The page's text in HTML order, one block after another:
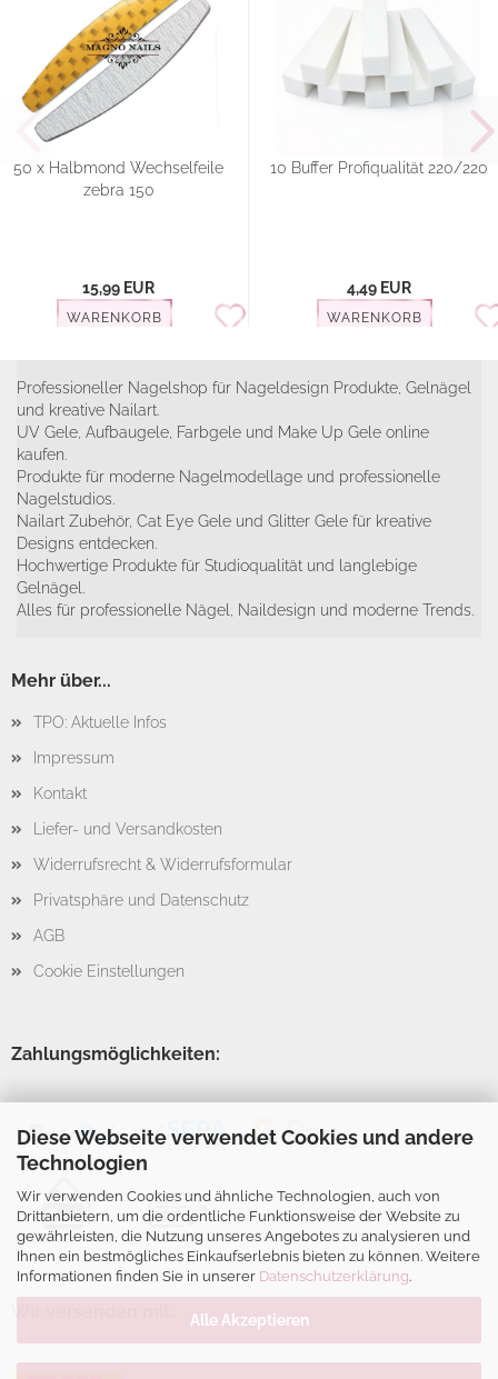
Diese Webseite verwendet Cookies und andere
Technologien
Wir verwenden Cookies und ähnliche Technologien, auch von
Drittanbietern, um die ordentliche Funktionsweise der Website zu
gewährleisten, die Nutzung unseres Angebotes zu analysieren und
Ihnen ein bestmögliches Einkaufserlebnis bieten zu können. Weitere
Informationen finden Sie in unserer Datenschutzerklärung.
Alle Akzeptieren
50 x Halbmond Wechselfeile
zebra 150
15,99 EUR
WARENKORB
10 Buffer Profiqualität 220/220
4,49 EUR
WARENKORB
Professioneller Nagelshop für Nageldesign Produkte, Gelnägel
und kreative Nailart.
UV Gele, Aufbaugele, Farbgele und Make Up Gele online
kaufen.
Produkte für moderne Nagelmodellage und professionelle
Nagelstudios.
Nailart Zubehör, Cat Eye Gele und Glitter Gele für kreative
Designs entdecken.
Hochwertige Produkte für Studioqualität und langlebige
Gelnägel.
Alles für professionelle Nägel, Naildesign und moderne Trends.
Mehr über...
TPO: Aktuelle Infos
Impressum
Kontakt
Liefer- und Versandkosten
Widerrufsrecht & Widerrufsformular
Privatsphäre und Datenschutz
AGB
Cookie Einstellungen
Zahlungsmöglichkeiten: